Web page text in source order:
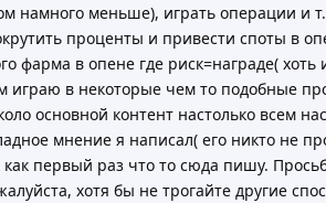
намного меньше), играть операции
проценты и привести споты в
фарма в опене где риск=награде(
играю в некоторые чем то подобные
основной контент настолько всем
мнение я написал( его никто не
как первый раз что то сюда пишу.
хотя бы не трогайте другие